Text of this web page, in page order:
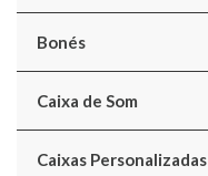
Bonés
Caixa de Som
Caixas Personalizadas